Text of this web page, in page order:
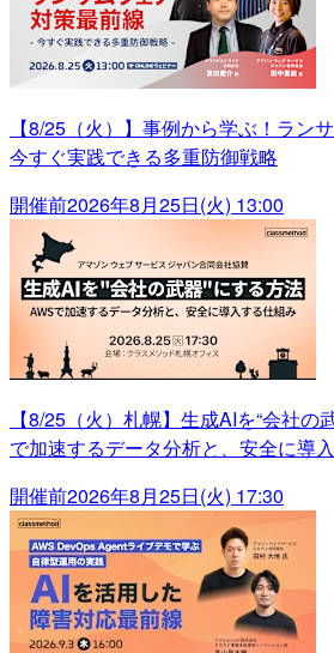
【8/25（火）】事例から学ぶ！ラン
今すぐ実践できる多重防御戦略
開催前2026年8月25日(火) 13:00
【8/25（火）札幌】生成AIを“会社の
で加速するデータ分析と、安全に導
開催前2026年8月25日(火) 17:30